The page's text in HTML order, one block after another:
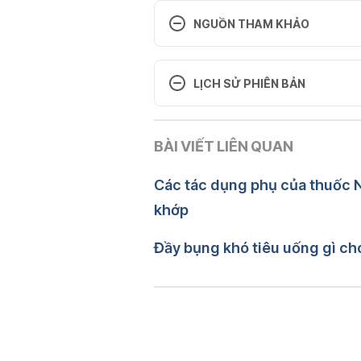
NGUỒN THAM KHẢO
9 best foods to boost liver
detox. http://
Crave fresh avocado. https://
LỊCH SỬ PHIÊN BẢN
27/07/2026
Tham vấn y khoa: TS.
BÀI VIẾT LIÊN QUAN
Các tác dụng phụ của thuốc
khớp
Đầy bụng khó tiêu uống gì